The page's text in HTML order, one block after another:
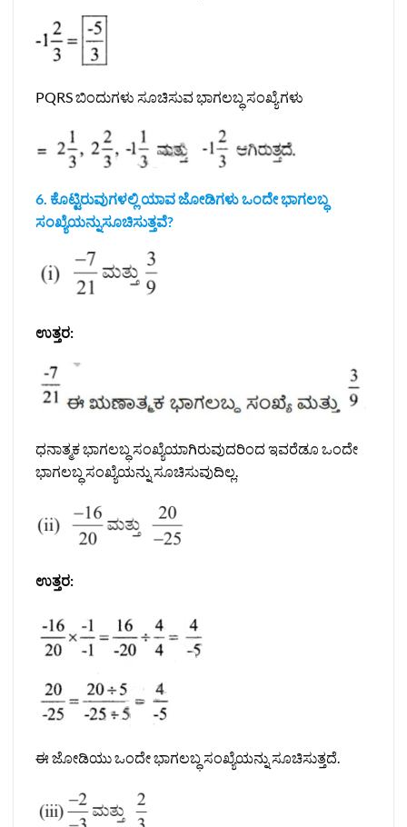
PQRS ಬಿಂದುಗಳು ಸೂಚಿಸುವ ಭಾಗಲಬ್ಧ ಸಂಖ್ಯೆಗಳು
6. ಕೊಟ್ಟಿರುವುಗಳಲ್ಲಿ ಯಾವ ಜೋಡಿಗಳು ಒಂದೇ ಭಾಗಲಬ್ಧ
ಸಂಖ್ಯೆಯನ್ನುಸೂಚಿಸುತ್ತವೆ?
ಉತ್ತರ:
ಧನಾತ್ಮಕ ಭಾಗಲಬ್ಧ ಸಂಖ್ಯೆಯಾಗಿರುವುದರಿಂದ ಇವರೆಡೂ ಒಂದೇ
ಭಾಗಲಬ್ಧ ಸಂಖ್ಯೆಯನ್ನು ಸೂಚಿಸುವುದಿಲ್ಲ.
ಉತ್ತರ:
ಈ ಜೋಡಿಯು ಒಂದೇ ಭಾಗಲಬ್ಧ ಸಂಖ್ಯೆಯನ್ನು ಸೂಚಿಸುತ್ತದೆ.